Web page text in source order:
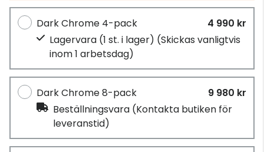
Dark Chrome 4-pack
4 990 kr
Lagervara (1 st. i lager) (Skickas vanligtvis
inom 1 arbetsdag)
Dark Chrome 8-pack
9 980 kr
Beställningsvara (Kontakta butiken för
leveranstid)